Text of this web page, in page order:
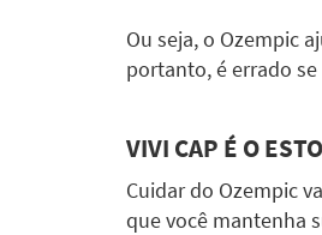
Ou seja, o Ozempic
portanto, é errado
VIVI CAP É O
Cuidar do Ozempic
que você mantenha